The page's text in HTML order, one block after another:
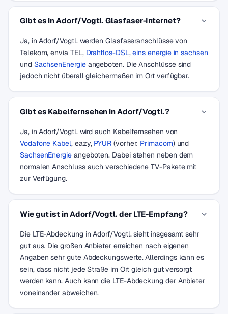
Gibt es in Adorf/Vogtl. Glasfaser-Internet?
Ja, in Adorf/Vogtl. werden Glasfaseranschlüsse von
Telekom, envia TEL, Drahtlos-DSL,eins energie in sachsen
und SachsenEnergieangeboten. Die Anschlüsse sind
jedoch nicht überall gleichermaßen im Ort verfügbar.
Gibt es Kabelfernsehen in Adorf/Vogtl.?
Ja, in Adorf/Vogtl. wird auch Kabelfernsehen von
Vodafone Kabel, eazy, PYUR (vorher: Primacom) und
SachsenEnergieangeboten. Dabei stehen neben dem
normalen Anschluss auch verschiedene TV-Pakete mit
zur Verfügung.
Wie gut ist in Adorf/Vogtl. der LTE-Empfang?
Die LTE-Abdeckung in Adorf/Vogtl. sieht insgesamt sehr
gut aus. Die großen Anbieter erreichen nach eigenen
Angaben sehr gute Abdeckungswerte. Allerdings kann es
sein, dass nicht jede Straße im Ort gleich gut versorgt
werden kann. Auch kann die LTE-Abdeckung der Anbieter
voneinander abweichen.